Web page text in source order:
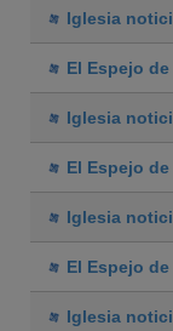
Iglesia
El Espejo
Iglesia
El Espejo
Iglesia
El Espejo
Iglesia